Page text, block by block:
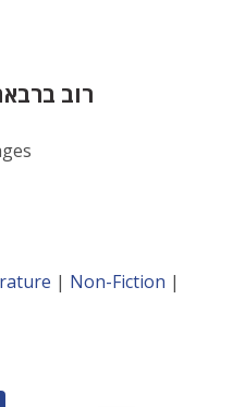
רוב ברבאה
| Non-Fiction |